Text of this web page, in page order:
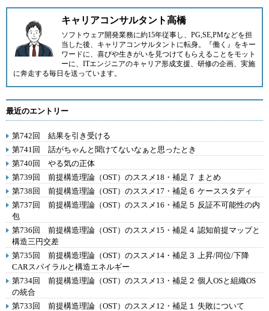
キャリアコンサルタント高橋
ソフトウェア開発業務に約15年従事し、PG,SE,PMなどを担
当した後、キャリアコンサルタントに転身。『働く』をキー
ワードに、喜びや生きがいを見つけてもらえることをモット
ーに、ITエンジニアのキャリア形成支援、研修の企画、実施
に奔走する毎日を送っています。
最近のエントリー
第742回 結果を引き受ける
第741回 話がちゃんと聞けてないなぁと思ったとき
第740回 やる気の正体
第739回 前提構造理論（OST）のススメ18・補足７ まとめ
第738回 前提構造理論（OST）のススメ17・補足６ ケーススタディ
第737回 前提構造理論（OST）のススメ16・補足５ 反証不可能性の内
包
第736回 前提構造理論（OST）のススメ15・補足４ 認知前提マップと
構造三円交差
第735回 前提構造理論（OST）のススメ14・補足３ 上昇/同位/下降
CARスパイラルと構造エネルギー
第734回 前提構造理論（OST）のススメ13・補足２ 個人OSと組織OS
の統合
第733回 前提構造理論（OST）のススメ12・補足１ 失敗について